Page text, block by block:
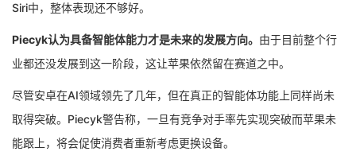
Siri中，整体表现还不够好。
Piecyk认为具备智能体能力才是未来的发展方向。 由于目前整个行
业都还没发展到这一阶段，这让苹果依然留在赛道之中。
尽管安卓在AI领域领先了几年，但在真正的智能体功能上同样尚未
取得突破。Piecyk警告称，一旦有竞争对手率先实现突破而苹果未
能跟上，将会促使消费者重新考虑更换设备。